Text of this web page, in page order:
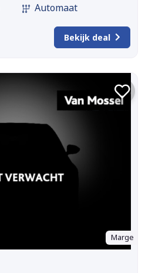
Automaat
Bekijk deal
Marge